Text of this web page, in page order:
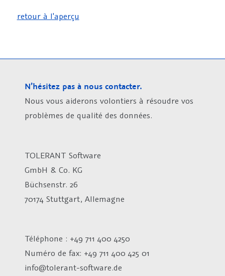
retour à l'aperçu
N’hésitez pas à nous contacter.
Nous vous aiderons volontiers à résoudre vos
problèmes de qualité des données.
TOLERANT Software
GmbH & Co. KG
Büchsenstr. 26
70174 Stuttgart, Allemagne
Téléphone : +49 711 400 4250
Numéro de fax: +49 711 400 425 01
info@tolerant-software.de